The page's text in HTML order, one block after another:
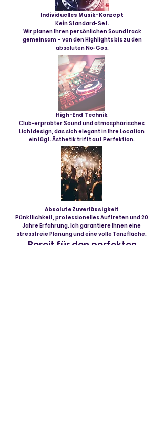
Individuelles Musik-Konzept
Kein Standard-Set.
Wir planen Ihren persönlichen Soundtrack
gemeinsam – von den Highlights bis zu den
absoluten No-Gos.
High-End Technik
Club-erprobter Sound und atmosphärisches
Lichtdesign, das sich elegant in Ihre Location
einfügt. Ästhetik trifft auf Perfektion.
Absolute Zuverlässigkeit
Pünktlichkeit, professionelles Auftreten und 20
Jahre Erfahrung. Ich garantiere Ihnen eine
stressfreie Planung und eine volle Tanzfläche.
Bereit für den perfekten